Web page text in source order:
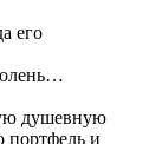
его
душевную
портфель и